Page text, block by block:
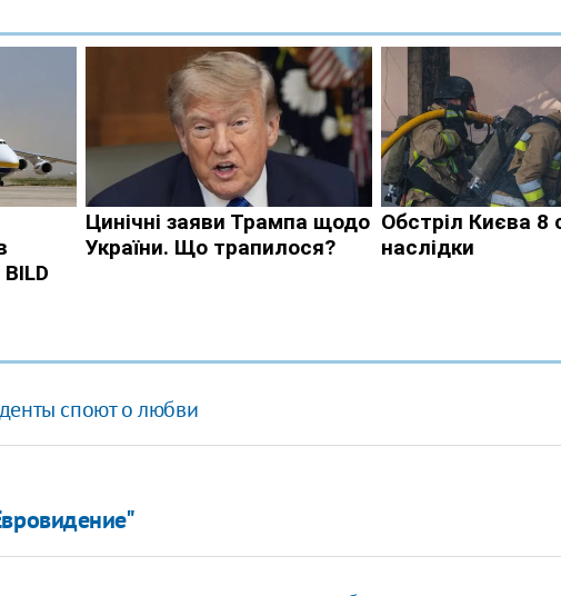
споют о любви